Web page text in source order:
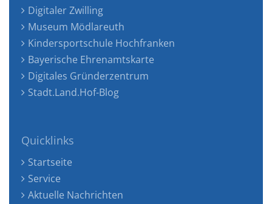
Digitaler Zwilling
Museum Mödlareuth
Kindersportschule Hochfranken
Bayerische Ehrenamtskarte
Digitales Gründerzentrum
Stadt.Land.Hof-Blog
Quicklinks
Startseite
Service
Aktuelle Nachrichten